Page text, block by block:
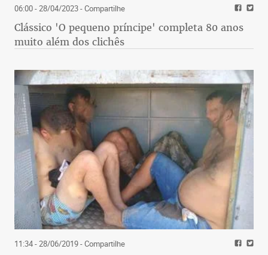
06:00 - 28/04/2023- Compartilhe
Clássico 'O pequeno príncipe' completa 80 anos
muito além dos clichês
11:34 - 28/06/2019- Compartilhe